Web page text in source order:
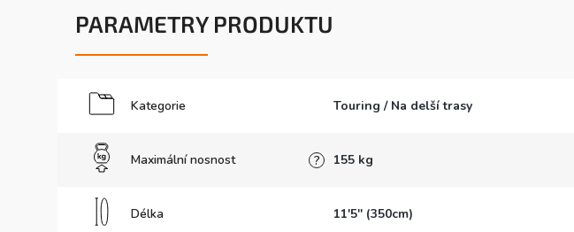
PARAMETRY PRODUKTU
Kategorie Touring / Na delší trasy
?
Maximální nosnost 155 kg
Délka 11'5'' (350cm)